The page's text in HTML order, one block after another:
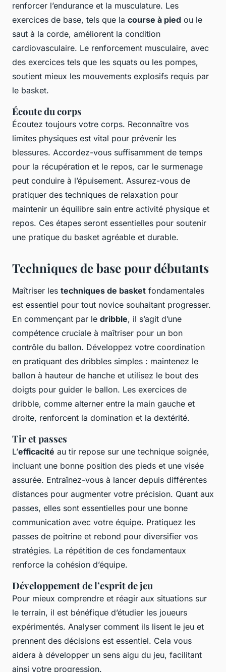
renforcer l’endurance et la musculature. Les
exercices de base, tels que la course à pied ou le
saut à la corde, améliorent la condition
cardiovasculaire. Le renforcement musculaire, avec
des exercices tels que les squats ou les pompes,
soutient mieux les mouvements explosifs requis par
le basket.
Écoute du corps
Écoutez toujours votre corps. Reconnaître vos
limites physiques est vital pour prévenir les
blessures. Accordez-vous suffisamment de temps
pour la récupération et le repos, car le surmenage
peut conduire à l’épuisement. Assurez-vous de
pratiquer des techniques de relaxation pour
maintenir un équilibre sain entre activité physique et
repos. Ces étapes seront essentielles pour soutenir
une pratique du basket agréable et durable.
Techniques de base pour débutants
Maîtriser les techniques de basket fondamentales
est essentiel pour tout novice souhaitant progresser.
En commençant par le dribble, il s’agit d’une
compétence cruciale à maîtriser pour un bon
contrôle du ballon. Développez votre coordination
en pratiquant des dribbles simples : maintenez le
ballon à hauteur de hanche et utilisez le bout des
doigts pour guider le ballon. Les exercices de
dribble, comme alterner entre la main gauche et
droite, renforcent la domination et la dextérité.
Tir et passes
L’efficacité au tir repose sur une technique soignée,
incluant une bonne position des pieds et une visée
assurée. Entraînez-vous à lancer depuis différentes
distances pour augmenter votre précision. Quant aux
passes, elles sont essentielles pour une bonne
communication avec votre équipe. Pratiquez les
passes de poitrine et rebond pour diversifier vos
stratégies. La répétition de ces fondamentaux
renforce la cohésion d’équipe.
Développement de l’esprit de jeu
Pour mieux comprendre et réagir aux situations sur
le terrain, il est bénéfique d’étudier les joueurs
expérimentés. Analyser comment ils lisent le jeu et
prennent des décisions est essentiel. Cela vous
aidera à développer un sens aigu du jeu, facilitant
ainsi votre progression.